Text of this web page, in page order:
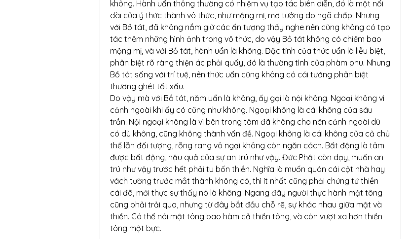
không. Hành uẩn thông thường có nhiệm vụ tạo tác biên diễn, đó là một nối
dài của ý thức thành vô thức, như mộng mị, mơ tưởng do ngã chấp. Nhưng
với Bồ tát, đã không nắm giữ các ấn tượng thấy nghe nên cũng không có tạo
tác thêm những hình ảnh trong vô thức, do vậy Bồ tát không có chiêm bao
mộng mị, và với Bồ tát, hành uẩn là không. Đặc tính của thức uẩn là liễu biệt,
phân biệt rõ ràng thiện ác phải quấy, đó là thường tình của phàm phu. Nhưng
Bồ tát sống với trí tuệ, nên thức uẩn cũng không có cái tướng phân biệt
thương ghét tốt xấu.
Do vậy mà với Bồ tát, năm uẩn là không, ấy gọi là nội không. Ngoại không vì
cảnh ngoài khi ấy có cũng như không. Ngoại không là cái không của sáu
trần. Nội ngoại không là vì bên trong tâm đã không cho nên cảnh ngoài dù
có dù không, cũng không thành vấn đề. Ngoại không là cái không của cả chủ
thể lẫn đối tượng, rỗng rang vô ngại không còn ngăn cách. Bất động là tâm
được bất động, hậu quả của sự an trú như vậy. Đức Phật còn dạy, muốn an
trú như vậy trước hết phải tu bốn thiền. Nghĩa là muốn quán cái cột nhà hay
vách tường trước mắt thành không có, thì ít nhất cũng phải chứng tứ thiền
cái đã, mới thực sự thấy nó là không. Ngang đây người thực hành mật tông
cũng phải trải qua, nhưng từ đây bắt đầu chỗ rẽ, sự khác nhau giữa mật và
thiền. Có thể nói mật tông bao hàm cả thiền tông, và còn vượt xa hơn thiền
tông một bực.